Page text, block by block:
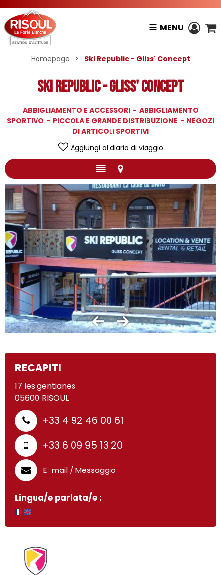
MENU
Homepage > Ski Republic - Gliss' Concept
Ski Republic - Gliss' Concept
ABBIGLIAMENTO E ACCESSORI
ABBIGLIAMENTO
SPORTIVO
PICCOLA E GRANDE DISTRIBUZIONE
NEGOZI
DI ARTICOLI SPORTIVI
Aggiungi al diario di viaggio
RECAPITI
17 les gentianes
05600 RISOUL
+33 4 92 46 00 61
+33 6 09 95 13 20
E-mail / Messaggio
Lingua/e parlata/e :